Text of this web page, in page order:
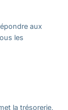
aux
les
la trésorerie,